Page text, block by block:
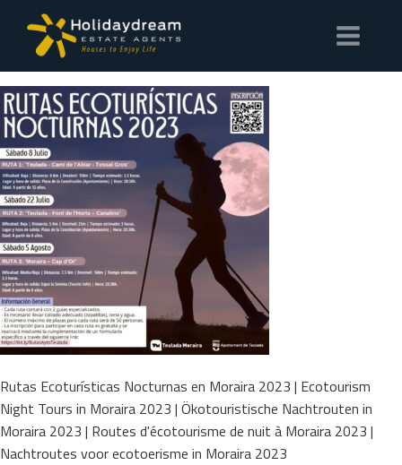
Rutas Ecoturísticas Nocturnas en Moraira 2023 | Ecotourism
Night Tours in Moraira 2023 | Ökotouristische Nachtrouten in
Moraira 2023 | Routes d'écotourisme de nuit à Moraira 2023 |
Nachtroutes voor ecotoerisme in Moraira 2023